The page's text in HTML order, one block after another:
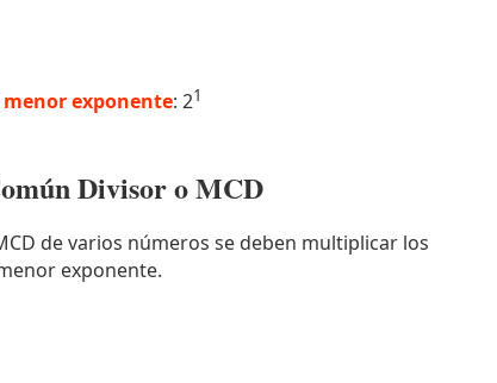
exponente: 21
Divisor o MCD
de varios números se deben multiplicar los
exponente.